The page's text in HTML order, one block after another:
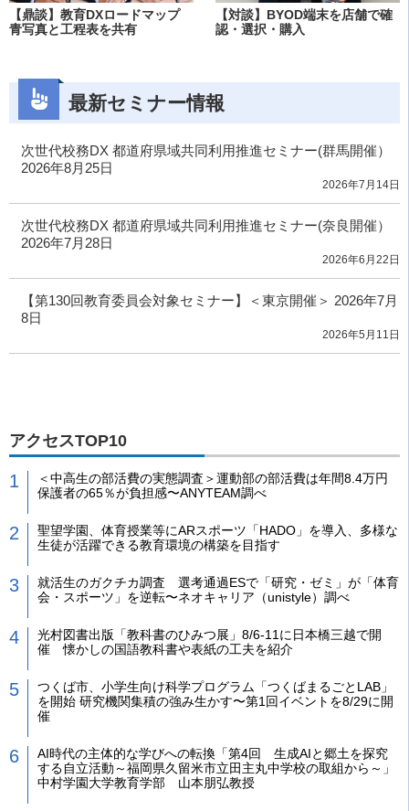
【鼎談】教育DXロードマップ
青写真と工程表を共有
【対談】BYOD端末を店舗で確
認・選択・購入
最新セミナー情報
次世代校務DX 都道府県域共同利用推進セミナー(群馬開催）
2026年8月25日
2026年7月14日
次世代校務DX 都道府県域共同利用推進セミナー(奈良開催）
2026年7月28日
2026年6月22日
【第130回教育委員会対象セミナー】＜東京開催＞ 2026年7月
8日
2026年5月11日
アクセスTOP10
＜中高生の部活費の実態調査＞運動部の部活費は年間8.4万円
保護者の65％が負担感〜ANYTEAM調べ
聖望学園、体育授業等にARスポーツ「HADO」を導入、多様な
生徒が活躍できる教育環境の構築を目指す
就活生のガクチカ調査 選考通過ESで「研究・ゼミ」が「体育
会・スポーツ」を逆転〜ネオキャリア（unistyle）調べ
光村図書出版「教科書のひみつ展」8/6-11に日本橋三越で開
催 懐かしの国語教科書や表紙の工夫を紹介
つくば市、小学生向け科学プログラム「つくばまるごとLAB」
を開始 研究機関集積の強み生かす〜第1回イベントを8/29に開
催
AI時代の主体的な学びへの転換「第4回 生成AIと郷土を探究
する自立活動～福岡県久留米市立田主丸中学校の取組から～」
中村学園大学教育学部 山本朋弘教授